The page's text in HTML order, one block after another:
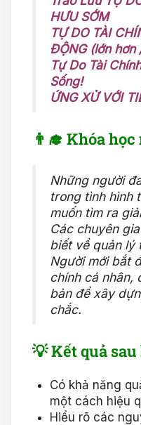
HƯU SỚM
TỰ DO TÀI
ĐỘNG (lớn hơn
Tự Do Tài
Sống!
ỨNG XỬ VỚI
👨‍🎓 Khóa
Những người
trong tình hình
muốn tìm ra
Các chuyên
biết về quản lý
Người mới bắt
chính cá nhân,
bản để xây
chắc.
💡 Kết quả
Có khả năng
một cách hiệu
Hiểu rõ các